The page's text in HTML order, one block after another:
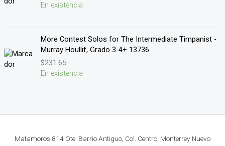
En existencia
More Contest Solos for The Intermediate Timpanist -
Murray Houllif, Grado 3-4+ 13736
$231.65
En existencia
Matamoros 814 Ote. Barrio Antiguo, Col. Centro, Monterrey Nuevo